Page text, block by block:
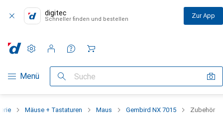
digitec
Schneller finden und bestellen Zur App
Navigation nach Kategorien
Menü Suche
Einstellungen
Kundenkonto
Vergleichslisten
Merklisten
Warenkorb
Mäuse + Tastaturen Maus Gembird NX 7015 Zubehör